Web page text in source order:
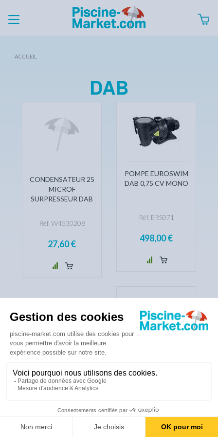
ACCUEIL
DAB
CONDENSATEUR 25
MICROF
SURPRESSEUR DAB
Réf. W4530208
27,60 €
POMPE EUROSWIM
DAB 0,75 CV MONO
Réf. ERS071
498,00 €
450,00 €